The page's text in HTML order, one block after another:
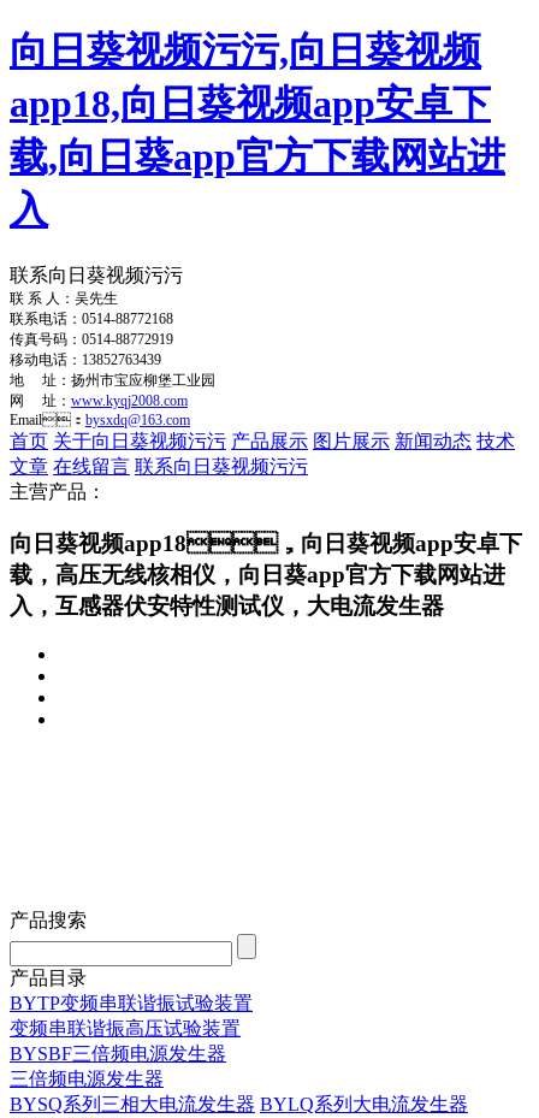
向日葵视频污污,向日葵视频
app18,向日葵视频app安卓下
载,向日葵app官方下载网站进
入
联系向日葵视频污污
联 系 人：吴先生
联系电话：0514-88772168
传真号码：0514-88772919
移动电话：13852763439
地 址：扬州市宝应柳堡工业园
网 址： www.kyqj2008.com
Email： bysxdq@163.com
首页 关于向日葵视频污污 产品展示 图片展示 新闻动态 技术
文章 在线留言 联系向日葵视频污污
主营产品：
向日葵视频app18，向日葵视频app安卓下
载，高压无线核相仪，向日葵app官方下载网站进
入，互感器伏安特性测试仪，大电流发生器
产品搜索
产品目录
BYTP变频串联谐振试验装置
变频串联谐振高压试验装置
BYSBF三倍频电源发生器
三倍频电源发生器
BYSQ系列三相大电流发生器 BYLQ系列大电流发生器